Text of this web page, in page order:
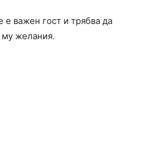
важен гост и трябва да
му желания.